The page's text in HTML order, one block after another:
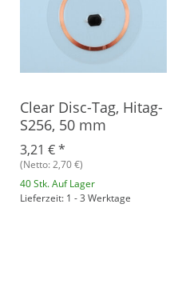
Clear Disc-Tag, Hitag-
S256, 50 mm
3,21 €*
(Netto: 2,70 €)
40 Stk. Auf Lager
Lieferzeit: 1 - 3 Werktage